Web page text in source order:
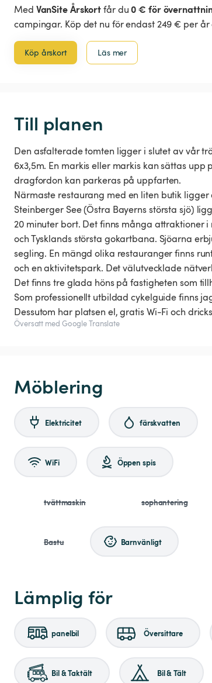
Med VanSite Årskortfår du0 € för
campingar. Köp det nu för endast 249 € per år
Köp årskort Läs mer
Till planen
Den asfalterade tomten ligger i slutet av vår
6x3,5m. En markis eller markis kan sättas
dragfordon kan parkeras på uppfarten.
Närmaste restaurang med en liten butik
Steinberger See (Östra Bayerns största sjö)
20 minuter bort. Det finns många attraktioner
och Tysklands största gokartbana. Sjöarna
segling. En mängd olika restauranger finns
och en aktivitetspark. Det välutvecklade
Det finns tre glada höns på fastigheten som
Som professionellt utbildad cykelguide finns
Dessutom har platsen el, gratis Wi-Fi och
Översatt med Google Translate
Möblering
Elektricitet färskvatten
WiFi Öppen spis
tvättmaskin sophantering
Bastu Barnvänligt
Lämplig för
panelbil Översittare
Bil & Taktält Bil & Tält